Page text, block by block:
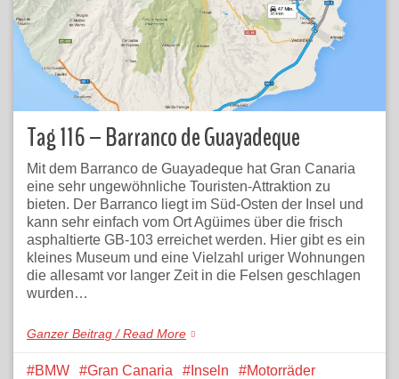
Tag 116 – Barranco de Guayadeque
Mit dem Barranco de Guayadeque hat Gran Canaria
eine sehr ungewöhnliche Touristen-Attraktion zu
bieten. Der Barranco liegt im Süd-Osten der Insel und
kann sehr einfach vom Ort Agüimes über die frisch
asphaltierte GB-103 erreichet werden. Hier gibt es ein
kleines Museum und eine Vielzahl uriger Wohnungen
die allesamt vor langer Zeit in die Felsen geschlagen
wurden…
Ganzer Beitrag / Read More
BMW Gran Canaria Inseln
Motorräder